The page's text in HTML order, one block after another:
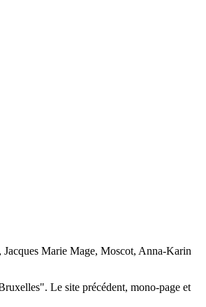
Marie Mage, Moscot, Anna-Karin
Le site précédent, mono-page et